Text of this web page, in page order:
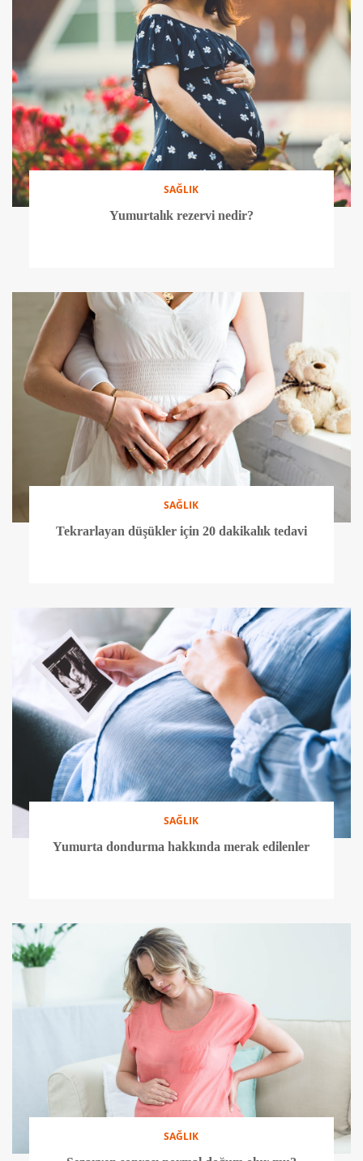
SAĞLIK
Yumurtalık rezervi nedir?
SAĞLIK
Tekrarlayan düşükler için 20 dakikalık tedavi
SAĞLIK
Yumurta dondurma hakkında merak edilenler
SAĞLIK